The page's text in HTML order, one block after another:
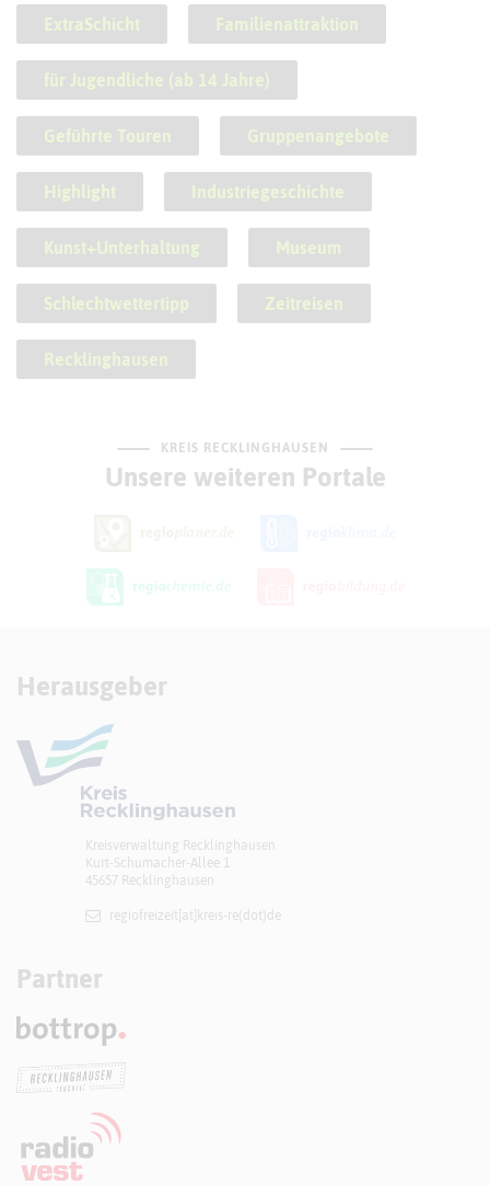
ExtraSchicht Familienattraktion
für Jugendliche (ab 14 Jahre)
Geführte Touren Gruppenangebote
Highlight Industriegeschichte
Kunst+Unterhaltung Museum
Schlechtwettertipp Zeitreisen
Recklinghausen
KREIS RECKLINGHAUSEN
Unsere weiteren Portale
Herausgeber
Kreisverwaltung Recklinghausen
Kurt-Schumacher-Allee 1
45657 Recklinghausen
regiofreizeit[at]​kreis-re(dot)de
Partner